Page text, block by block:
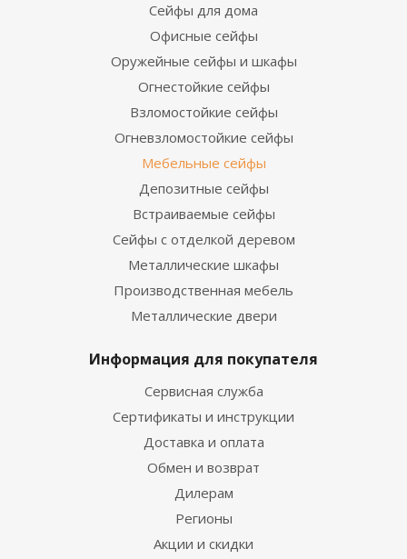
Сейфы для дома
Офисные сейфы
Оружейные сейфы и шкафы
Огнестойкие сейфы
Взломостойкие сейфы
Огневзломостойкие сейфы
Мебельные сейфы
Депозитные сейфы
Встраиваемые сейфы
Сейфы с отделкой деревом
Металлические шкафы
Производственная мебель
Металлические двери
Информация для покупателя
Сервисная служба
Сертификаты и инструкции
Доставка и оплата
Обмен и возврат
Дилерам
Регионы
Акции и скидки